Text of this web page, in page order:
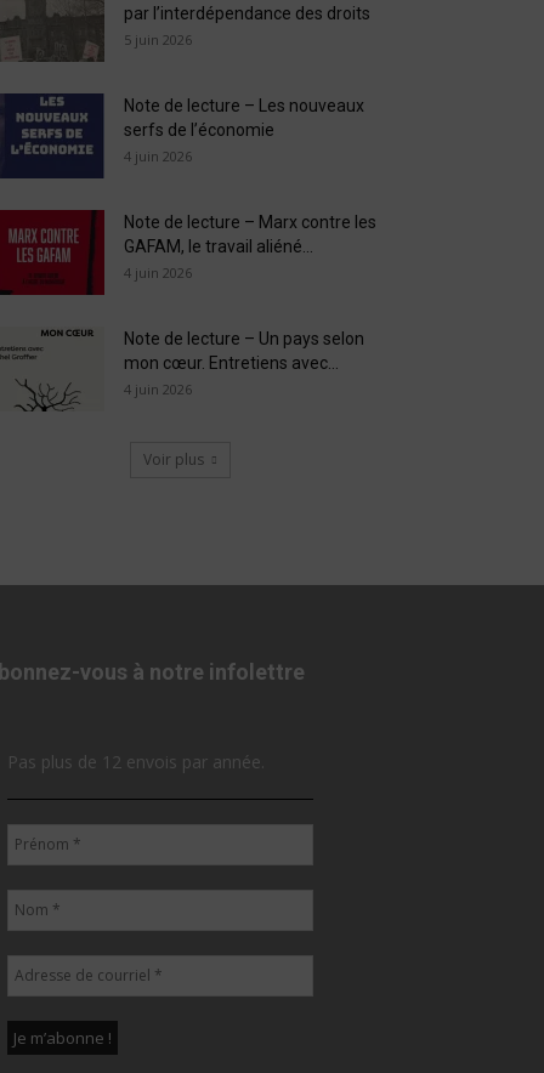
par l’interdépendance des droits
5 juin 2026
Note de lecture – Les nouveaux
serfs de l’économie
4 juin 2026
Note de lecture – Marx contre les
GAFAM, le travail aliéné...
4 juin 2026
Note de lecture – Un pays selon
mon cœur. Entretiens avec...
4 juin 2026
Voir plus
vous à notre infolettre
Pas plus de 12 envois par année.